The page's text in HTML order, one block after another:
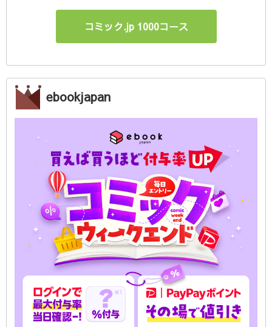
コミック.jp 1000コース
ebookjapan